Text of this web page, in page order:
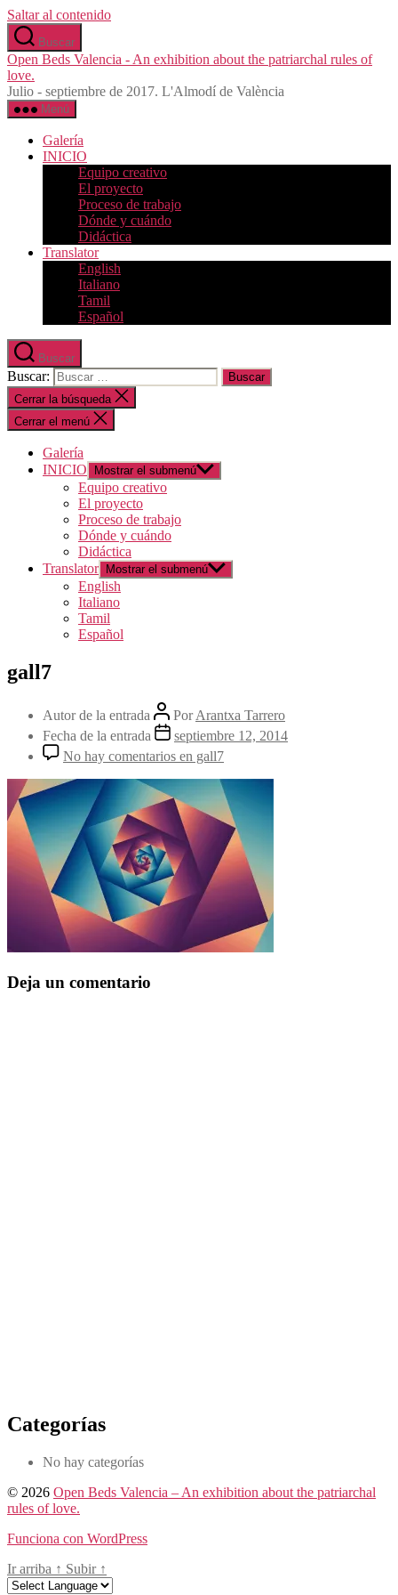
Saltar al contenido
Buscar
Open Beds Valencia - An exhibition about the patriarchal rules of
love.
Julio - septiembre de 2017. L'Almodí de València
Menú
Galería
INICIO
Equipo creativo
El proyecto
Proceso de trabajo
Dónde y cuándo
Didáctica
Translator
English
Italiano
Tamil
Español
Buscar
Buscar:
Cerrar la búsqueda
Cerrar el menú
Galería
INICIO
Mostrar el submenú
Equipo creativo
El proyecto
Proceso de trabajo
Dónde y cuándo
Didáctica
Translator
Mostrar el submenú
English
Italiano
Tamil
Español
gall7
Autor de la entrada PorArantxa Tarrero
Fecha de la entrada
septiembre 12, 2014
No hay comentarios en gall7
Deja un comentario
Categorías
No hay categorías
© 2026 Open Beds Valencia – An exhibition about the patriarchal
rules of love.
Funciona con WordPress
Ir arriba ↑ Subir ↑